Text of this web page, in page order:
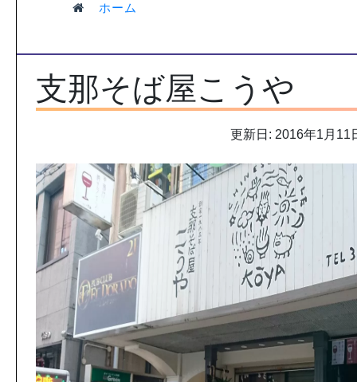
ホーム
支那そば屋こうや
更新日: 2016年1月11